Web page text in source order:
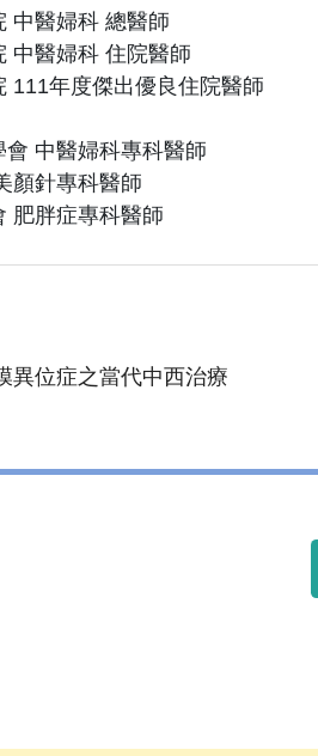
中醫婦科 總醫師
中醫婦科 住院醫師
111年度傑出優良住院醫師
中醫婦科專科醫師
顏針專科醫師
肥胖症專科醫師
異位症之當代中西治療